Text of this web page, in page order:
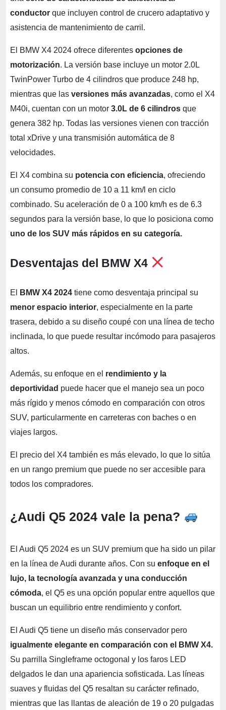
conductor que incluyen control de crucero adaptativo y
asistencia de mantenimiento de carril.
El BMW X4 2024 ofrece diferentes opciones de
motorización. La versión base incluye un motor 2.0L
TwinPower Turbo de 4 cilindros que produce 248 hp,
mientras que las versiones más avanzadas, como el X4
M40i, cuentan con un motor 3.0L de 6 cilindros que
genera 382 hp. Todas las versiones vienen con tracción
total xDrive y una transmisión automática de 8
velocidades.
El X4 combina su potencia con eficiencia, ofreciendo
un consumo promedio de 10 a 11 km/l en ciclo
combinado. Su aceleración de 0 a 100 km/h es de 6.3
segundos para la versión base, lo que lo posiciona como
uno de los SUV más rápidos en su categoría.
Desventajas del BMW X4
El BMW X4 2024 tiene como desventaja principal su
menor espacio interior, especialmente en la parte
trasera, debido a su diseño coupé con una línea de techo
inclinada, lo que puede resultar incómodo para pasajeros
altos.
Además, su enfoque en el rendimiento y la
deportividad puede hacer que el manejo sea un poco
más rígido y menos cómodo en comparación con otros
SUV, particularmente en carreteras con baches o en
viajes largos.
El precio del X4 también es más elevado, lo que lo sitúa
en un rango premium que puede no ser accesible para
todos los compradores.
¿Audi Q5 2024 vale la pena?
El Audi Q5 2024 es un SUV premium que ha sido un pilar
en la línea de Audi durante años. Con su enfoque en el
lujo, la tecnología avanzada y una conducción
cómoda, el Q5 es una opción popular entre aquellos que
buscan un equilibrio entre rendimiento y confort.
El Audi Q5 tiene un diseño más conservador pero
igualmente elegante en comparación con el BMW X4.
Su parrilla Singleframe octogonal y los faros LED
delgados le dan una apariencia sofisticada. Las líneas
suaves y fluidas del Q5 resaltan su carácter refinado,
mientras que las llantas de aleación de 19 o 20 pulgadas